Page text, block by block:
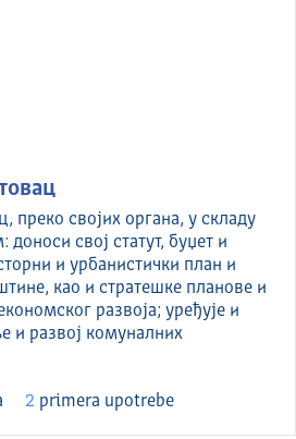
преко својих органа, у складу
свој статут, буџет и
и урбанистички план и
као и стратешке планове и
развоја; уређује и
и развој комуналних
2 primera upotrebe